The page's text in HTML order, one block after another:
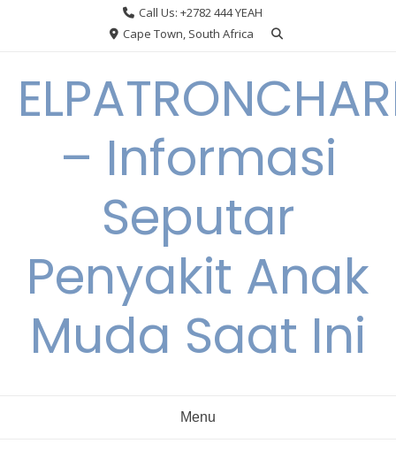
Call Us: +2782 444 YEAH
Cape Town, South Africa
– Informasi
Seputar
Penyakit Anak
Muda Saat Ini
Menu